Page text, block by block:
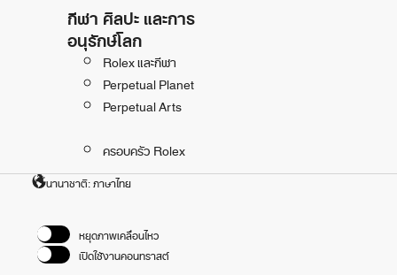
กีฬา ศิลปะ และการ
อนุรักษ์โลก
Rolex และกีฬา
Perpetual Planet
Perpetual Arts
ครอบครัว Rolex
นานาชาติ: ภาษาไทย
หยุดภาพเคลื่อนไหว
เปิดใช้งานคอนทราสต์